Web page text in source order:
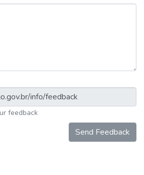
feedback
Send Feedback